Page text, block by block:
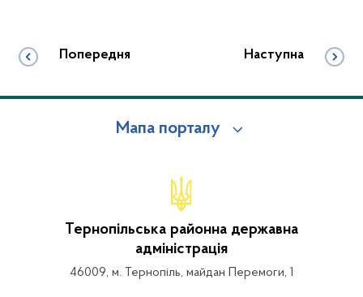
Попередня Наступна
Мапа порталу
Тернопільська районна державна
адміністрація
46009, м. Тернопіль, майдан Перемоги, 1